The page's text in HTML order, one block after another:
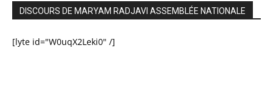
DISCOURS DE MARYAM RADJAVI ASSEMBLÉE NATIONALE
[lyte id="W0uqX2Leki0" /]